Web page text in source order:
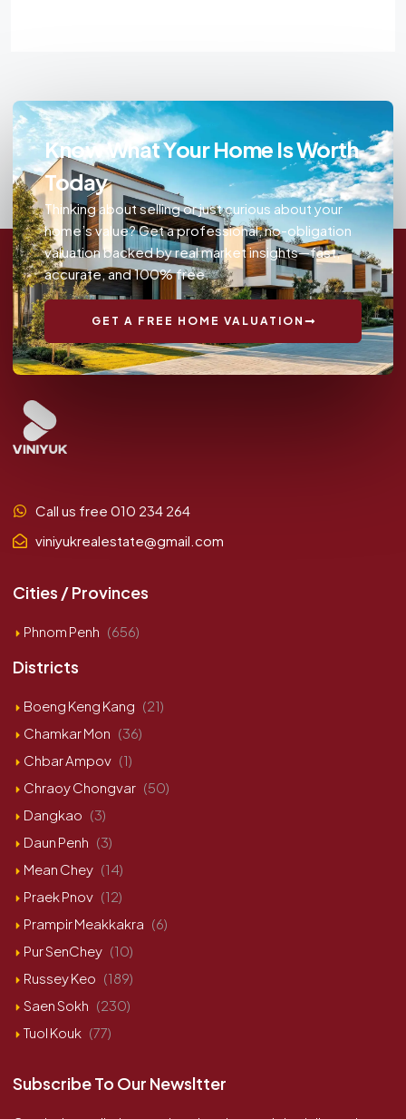
Know What Your Home Is Worth
Today
Thinking about selling or just curious about your
home’s value? Get a professional, no-obligation
valuation backed by real market insights—fast,
accurate, and 100% free.
GET A FREE HOME VALUATION
Call us free 010 234 264
viniyukrealestate@gmail.com
Cities / Provinces
Phnom Penh (656)
Districts
Boeng Keng Kang (21)
Chamkar Mon (36)
Chbar Ampov (1)
Chraoy Chongvar (50)
Dangkao (3)
Daun Penh (3)
Mean Chey (14)
Praek Pnov (12)
Prampir Meakkakra (6)
Pur SenChey (10)
Russey Keo (189)
Saen Sokh (230)
Tuol Kouk (77)
Subscribe To Our Newsltter